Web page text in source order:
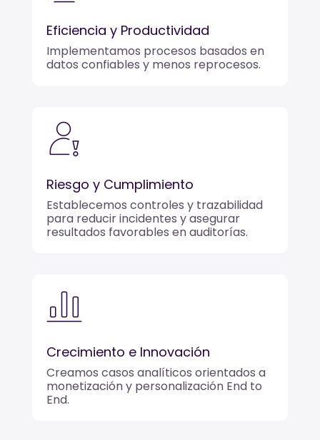
Eficiencia y Productividad
Implementamos procesos basados en
datos confiables y menos reprocesos.
Riesgo y Cumplimiento
Establecemos controles y trazabilidad
para reducir incidentes y asegurar
resultados favorables en auditorías.
Crecimiento e Innovación
Creamos casos analíticos orientados a
monetización y personalización End to
End.